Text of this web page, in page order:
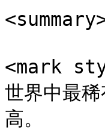
<mark
世界中最
高。